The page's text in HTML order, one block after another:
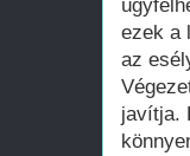
ezek a
az
javítja.